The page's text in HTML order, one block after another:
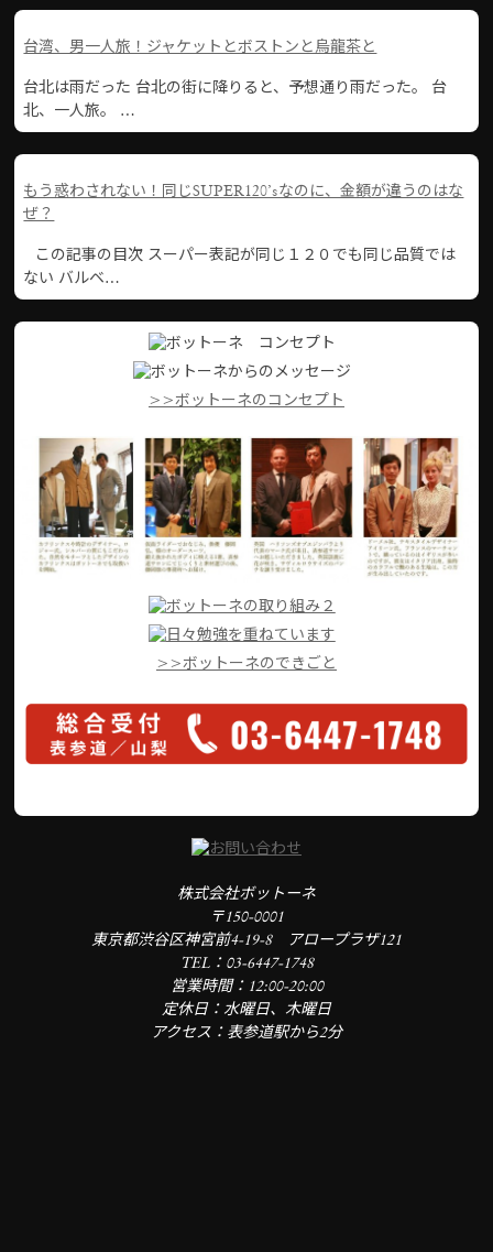
台湾、男一人旅！ジャケットとボストンと烏龍茶と
台北は雨だった 台北の街に降りると、予想通り雨だった。 台
北、一人旅。 …
もう惑わされない！同じSUPER120’sなのに、金額が違うのはな
ぜ？
この記事の目次 スーパー表記が同じ１２０でも同じ品質では
ない バルベ…
>>ボットーネのコンセプト
>>ボットーネのできごと
株式会社ボットーネ
〒150-0001
東京都渋谷区神宮前4-19-8 アロープラザ121
TEL：03-6447-1748
営業時間：12:00-20:00
定休日：水曜日、木曜日
アクセス：表参道駅から2分